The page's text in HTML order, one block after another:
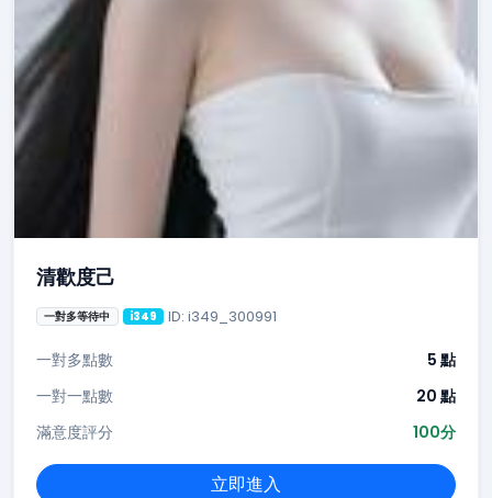
清歡度己
一對多等待中 i349 ID: i349_300991
一對多點數
5 點
一對一點數
20 點
滿意度評分
100分
立即進入